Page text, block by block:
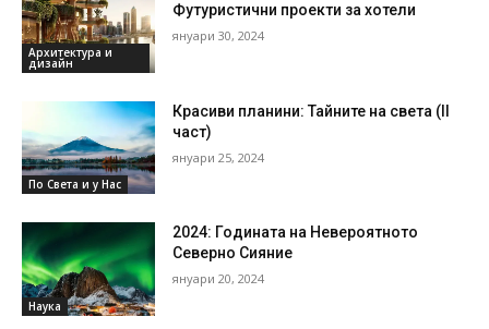
Архитектура и
дизайн
Футуристични проекти за хотели
януари 30, 2024
По Света и у Нас
Красиви планини: Тайните на света (II
част)
януари 25, 2024
Наука
2024: Годината на Невероятното
Северно Сияние
януари 20, 2024